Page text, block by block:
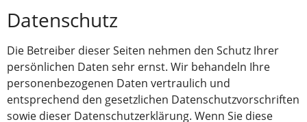
Datenschutz
Die Betreiber dieser Seiten nehmen den Schutz Ihrer
persönlichen Daten sehr ernst. Wir behandeln Ihre
personenbezogenen Daten vertraulich und
entsprechend den gesetzlichen Datenschutzvorschriften
sowie dieser Datenschutzerklärung. Wenn Sie diese